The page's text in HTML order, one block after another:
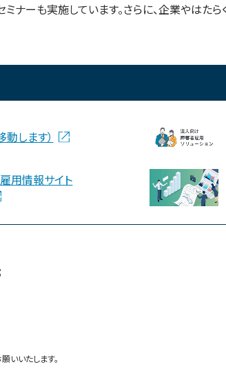
ナーも実施しています。さらに、企業やは
します）
用情報サイト
いいたします。